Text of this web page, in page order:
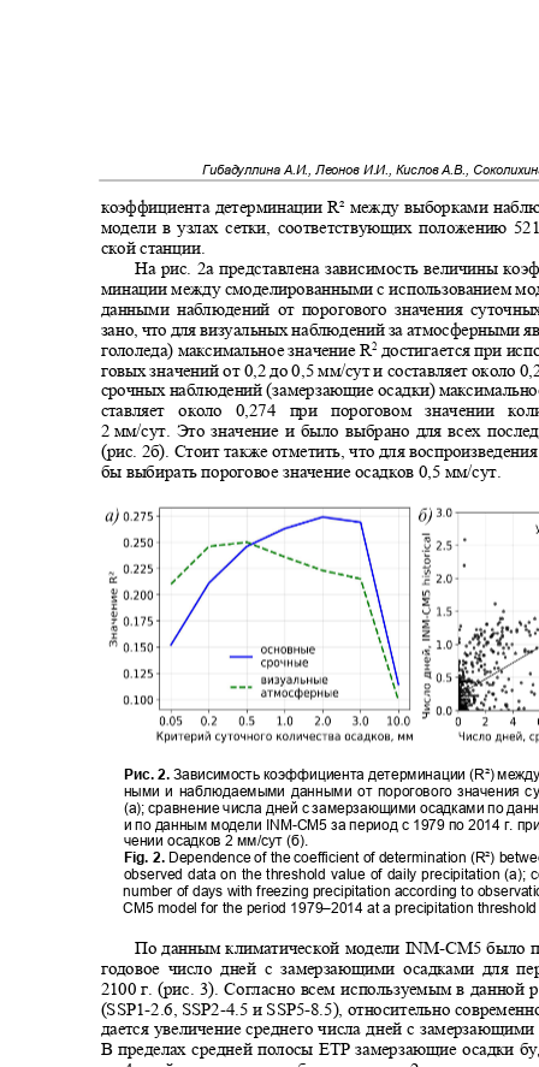
Гибадуллина А.И., Леонов И.И., Кислов А.В.,
коэффициента детерминации R² между выборками
модели в узлах сетки, соответствующих положению
ской станции.
На рис. 2а представлена зависимость величины
минации между смоделированными с использованием
данными наблюдений от порогового значения
зано, что для визуальных наблюдений за атмосферными
гололеда) максимальное значениеR2 достигается при
говых значений от 0,2 до 0,5 мм/сут и составляет около
срочных наблюдений (замерзающие осадки)
ставляет около 0,274 при пороговом значении
2 мм/сут. Это значение и было выбрано для всех
(рис. 2б). Стоит также отметить, что для
бы выбирать пороговое значение осадков 0,5 мм/сут.
Рис. 2. Зависимость коэффициента детерминации (R²)
ными и наблюдаемыми данными от порогового значения
(а);сравнение числа дней с замерзающими осадками по
и по данным модели INM-CM5 за период с 1979 по 2014 г.
чении осадков 2 мм/сут (б).
Fig. 2. Dependence of the coefficient of determination (R²)
observed data on the threshold value of daily precipitation (а);
number of days with freezing precipitation according to
CM5 model for the period 1979–2014 at a precipitation
По данным климатической модели INM-CM5 было
годовое число дней с замерзающими осадками для
2100 г. (рис. 3). Согласно всем используемым в данной
(SSP1-2.6, SSP2-4.5 и SSP5-8.5), относительно
дается увеличение среднего числа дней с
В пределах средней полосы ЕТР замерзающие осадки